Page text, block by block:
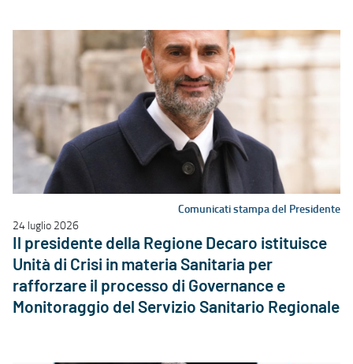
Comunicati stampa del Presidente
24 luglio 2026
Il presidente della Regione Decaro istituisce
Unità di Crisi in materia Sanitaria per
rafforzare il processo di Governance e
Monitoraggio del Servizio Sanitario Regionale